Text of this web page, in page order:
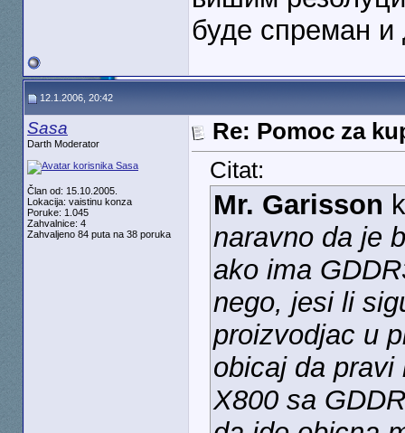
буде спреман и
12.1.2006, 20:42
Sasa
Darth Moderator
Član od: 15.10.2005.
Lokacija: vaistinu konza
Poruke: 1.045
Zahvalnice: 4
Zahvaljeno 84 puta na 38 poruka
Re: Pomoc za
Citat:
Mr. Garisson
naravno da je
ako ima
nego, jesi li
proizvodjac u
obicaj da pravi
X800 sa